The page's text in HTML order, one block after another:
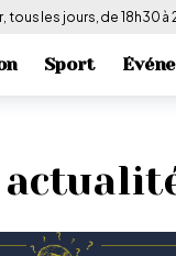
tous les jours, de 18h30 à
Sport